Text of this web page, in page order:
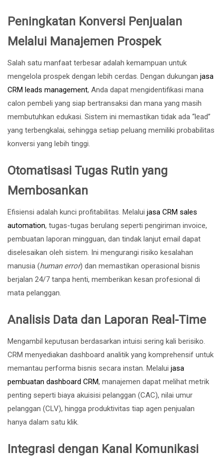
Peningkatan Konversi Penjualan
Melalui Manajemen Prospek
Salah satu manfaat terbesar adalah kemampuan untuk
mengelola prospek dengan lebih cerdas. Dengan dukungan jasa
CRM leads management, Anda dapat mengidentifikasi mana
calon pembeli yang siap bertransaksi dan mana yang masih
membutuhkan edukasi. Sistem ini memastikan tidak ada “lead”
yang terbengkalai, sehingga setiap peluang memiliki probabilitas
konversi yang lebih tinggi.
Otomatisasi Tugas Rutin yang
Membosankan
Efisiensi adalah kunci profitabilitas. Melalui jasa CRM sales
automation, tugas-tugas berulang seperti pengiriman invoice,
pembuatan laporan mingguan, dan tindak lanjut email dapat
diselesaikan oleh sistem. Ini mengurangi risiko kesalahan
manusia (human error) dan memastikan operasional bisnis
berjalan 24/7 tanpa henti, memberikan kesan profesional di
mata pelanggan.
Analisis Data dan Laporan Real-Time
Mengambil keputusan berdasarkan intuisi sering kali berisiko.
CRM menyediakan dashboard analitik yang komprehensif untuk
memantau performa bisnis secara instan. Melalui jasa
pembuatan dashboard CRM, manajemen dapat melihat metrik
penting seperti biaya akuisisi pelanggan (CAC), nilai umur
pelanggan (CLV), hingga produktivitas tiap agen penjualan
hanya dalam satu klik.
Integrasi dengan Kanal Komunikasi